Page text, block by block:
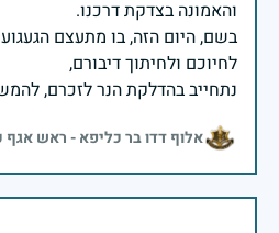
בשם, היום הזה, בו מתעצם
נתחייב בהדלקת הנר לזכרם,
אלוף דדו בר כליפא - ראש אגף